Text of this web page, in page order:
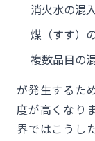
消火水の混入
煤（すす）
複数品目の
が発生するた
度が高くなり
界ではこうし